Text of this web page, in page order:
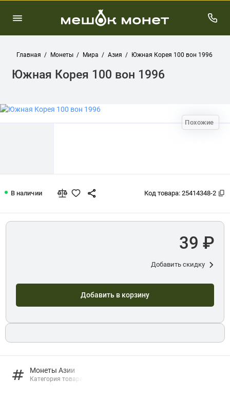
Главная Монеты Мира Азия Южная Корея 100 вон 1996
Южная Корея 100 вон 1996
Похожие
В наличии Код товара: 25414348-2
Монеты Азии
Категория товара
39 ₽
Добавить скидку
Добавить в корзину